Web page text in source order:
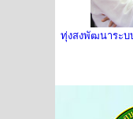
ทุ่งสงพัฒนาระ